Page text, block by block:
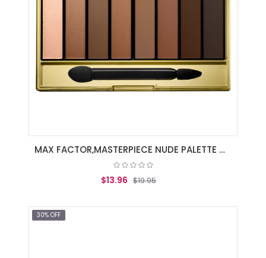
MAX FACTOR,MASTERPIECE NUDE PALETTE MATTE SANDS
$13.96 $19.95
30% OFF